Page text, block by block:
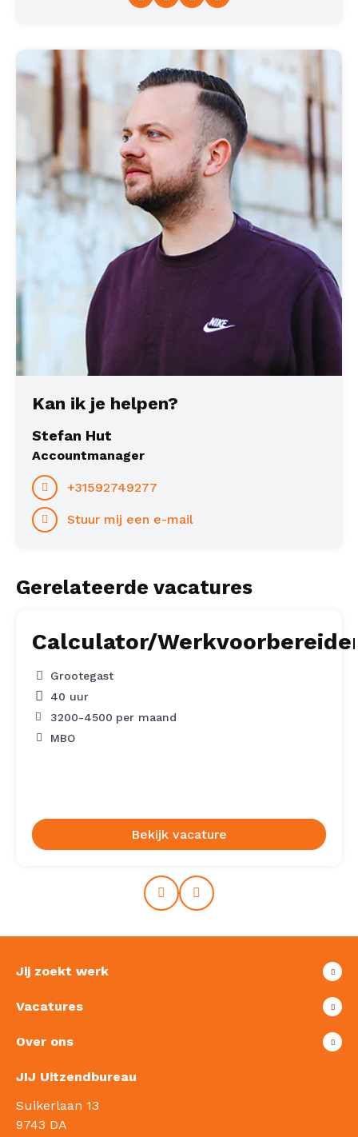
Kan ik je helpen?
Stefan Hut
Accountmanager
+31592749277
Stuur mij een e-mail
Gerelateerde vacatures
Calculator/
Grootegast
40 uur
3200-4500 per maand
MBO
Bekijk vacature
Prev Next
Jij zoekt werk
Vacatures
Over ons
JIJ Uitzendbureau
Suikerlaan 13
9743 DA